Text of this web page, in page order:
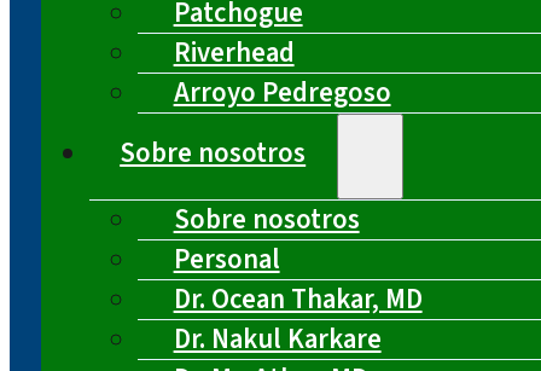
Patchogue
Riverhead
Arroyo Pedregoso
Sobre nosotros
Sobre nosotros
Personal
Dr. Ocean Thakar, MD
Dr. Nakul Karkare